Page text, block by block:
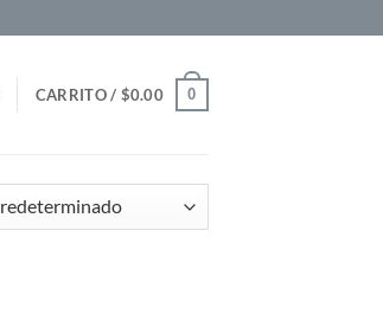
CARRITO / $0.00 0